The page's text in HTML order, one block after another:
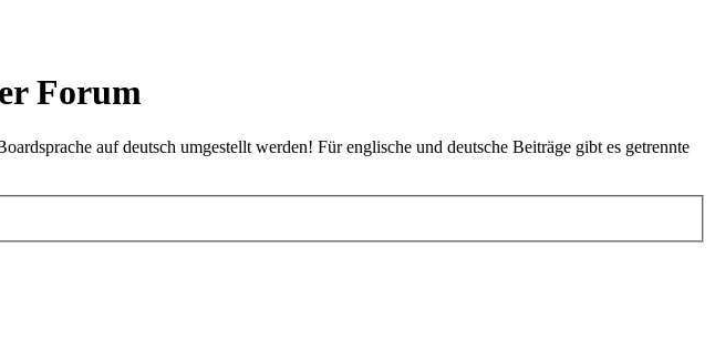
Forum
auf deutsch umgestellt werden! Für englische und deutsche Beiträge gibt es getrennte